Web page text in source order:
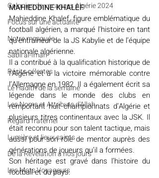
Colonies de vacances Algérie 2024
​​Focus sur une actualité
Notre mosquée
Sabil al-Iman
Récits célestes
Le Hadith de la semaine
Les Noms et Attributs d'Allah
Regard fraternel
Lumière et lieux saints
De la Révélation à nos jours
Les Mots Voyageurs
MAHIEDDINE KHALEF
Mahieddine Khalef, figure emblématique du
football algérien, a marqué l’histoire en tant
qu’entraîneur de la JS Kabylie et de l’équipe
nationale algérienne.
Il a contribué à la qualification historique de
l’Algérie et à la victoire mémorable contre
l’Allemagne en 1982. Il a également écrit sa
légende dans le monde des clubs en
remportant huit championnats d’Algérie et
plusieurs titres continentaux avec la JSK. Il
était reconnu pour son talent tactique, mais
aussi pour son rôle de mentor auprès des
générations de joueurs qu’il a formées.
Son héritage est gravé dans l’histoire du
football et du pays.